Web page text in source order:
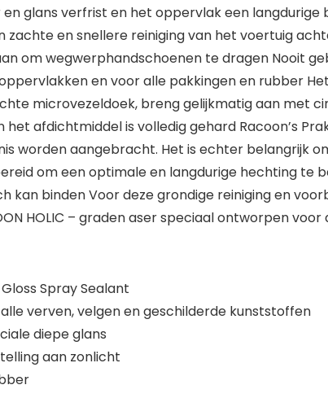
glans verfrist en het oppervlak een
en snellere reiniging van het voertuig
om wegwerphandschoenen te dragen Nooit
en voor alle pakkingen en rubber
microvezeldoek, breng gelijkmatig aan met
afdichtmiddel is volledig gehard Racoon’s
worden aangebracht. Het is echter belangrijk
om een optimale en langdurige hechting te
binden Voor deze grondige reiniging en
HOLIC – graden aser speciaal ontworpen
Spray Sealant
verven, velgen en geschilderde kunststoffen
diepe glans
aan zonlicht